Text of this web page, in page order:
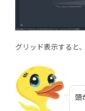
グリッド表示すると
頭